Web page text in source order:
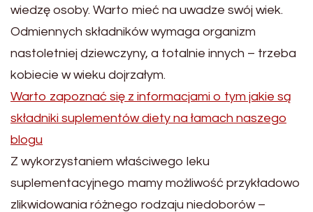
wiedzę osoby. Warto mieć na uwadze swój wiek.
Odmiennych składników wymaga organizm
nastoletniej dziewczyny, a totalnie innych – trzeba
kobiecie w wieku dojrzałym.
Warto zapoznać się z informacjami o tym jakie są
składniki suplementów diety na łamach naszego
blogu
Z wykorzystaniem właściwego leku
suplementacyjnego mamy możliwość przykładowo
zlikwidowania różnego rodzaju niedoborów –